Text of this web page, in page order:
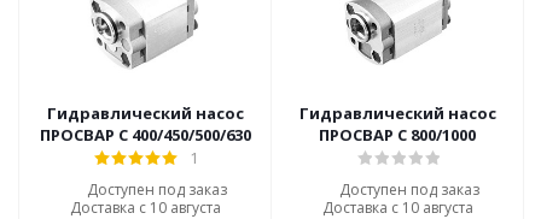
Гидравлический насос
ПРОСВАР С 400/450/500/630
1
Доступен под заказ
Доставка с 10 августа
Гидравлический насос
ПРОСВАР С 800/1000
Доступен под заказ
Доставка с 10 августа